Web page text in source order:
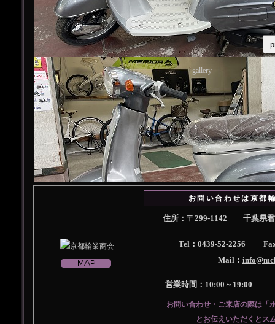
gallery
お問い合わせは京都
住所：〒299-1142 千葉県君
Tel：0439-52-2256 Fax
Mail：
営業時間：10:00～19:00
お問い合わせ・ご来店の際は「
とお伝えいただくとス